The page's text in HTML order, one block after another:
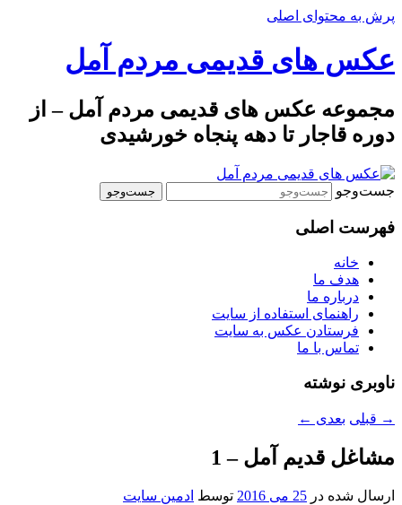
پرش به محتوای اصلی
عکس های قدیمی مردم آمل
مجموعه عکس های قدیمی مردم آمل – از
دوره قاجار تا دهه پنجاه خورشیدی
جست‌وجو
فهرست اصلی
خانه
هدف ما
درباره ما
راهنمای استفاده از سایت
فرستادن عکس به سایت
تماس با ما
ناوبری نوشته
→ قبلی بعدی ←
مشاغل قدیم آمل – 1
ارسال شده در 25 می 2016 توسط ادمین سایت